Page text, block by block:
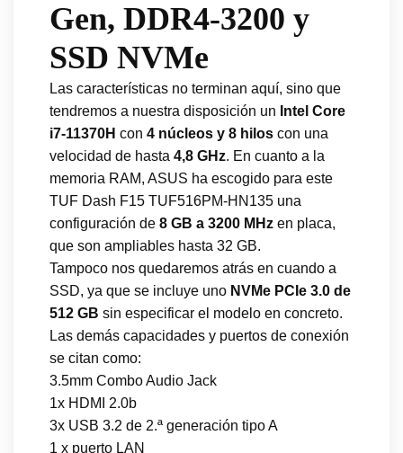
Gen, DDR4-3200 y
SSD NVMe
Las características no terminan aquí, sino que
tendremos a nuestra disposición un Intel Core
i7-11370H con 4 núcleos y 8 hilos con una
velocidad de hasta 4,8 GHz. En cuanto a la
memoria RAM, ASUS ha escogido para este
TUF Dash F15 TUF516PM-HN135 una
configuración de 8 GB a 3200 MHz en placa,
que son ampliables hasta 32 GB.
Tampoco nos quedaremos atrás en cuando a
SSD, ya que se incluye uno NVMe PCIe 3.0 de
512 GB sin especificar el modelo en concreto.
Las demás capacidades y puertos de conexión
se citan como:
3.5mm Combo Audio Jack
1x HDMI 2.0b
3x USB 3.2 de 2.ª generación tipo A
1 x puerto LAN